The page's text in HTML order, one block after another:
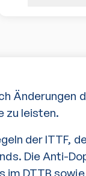
Änderungen
zu leisten.
der ITTF,
Die Anti-
DTTB